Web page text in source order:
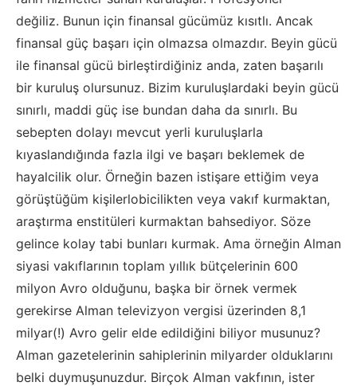
değiliz. Bunun için finansal gücümüz kısıtlı. Ancak
finansal güç başarı için olmazsa olmazdır. Beyin gücü
ile finansal gücü birleştirdiğiniz anda, zaten başarılı
bir kuruluş olursunuz. Bizim kuruluşlardaki beyin gücü
sınırlı, maddi güç ise bundan daha da sınırlı. Bu
sebepten dolayı mevcut yerli kuruluşlarla
kıyaslandığında fazla ilgi ve başarı beklemek de
hayalcilik olur. Örneğin bazen istişare ettiğim veya
görüştüğüm kişilerlobicilikten veya vakıf kurmaktan,
araştırma enstitüleri kurmaktan bahsediyor. Söze
gelince kolay tabi bunları kurmak. Ama örneğin Alman
siyasi vakıflarının toplam yıllık bütçelerinin 600
milyon Avro olduğunu, başka bir örnek vermek
gerekirse Alman televizyon vergisi üzerinden 8,1
milyar(!) Avro gelir elde edildiğini biliyor musunuz?
Alman gazetelerinin sahiplerinin milyarder olduklarını
belki duymuşunuzdur. Birçok Alman vakfının, ister